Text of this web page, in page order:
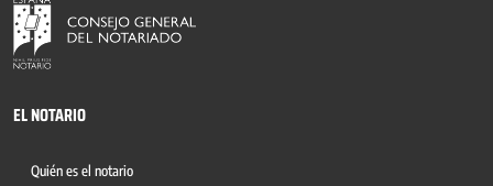
EL NOTARIO
Quién es el notario